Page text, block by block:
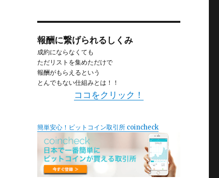
報酬に繋げられるしくみ
成約にならなくても
ただリストを集めただけで
報酬がもらえるという
とんでもない仕組みとは！！
ココをクリック！
簡単安心！ビットコイン取引所 coincheck